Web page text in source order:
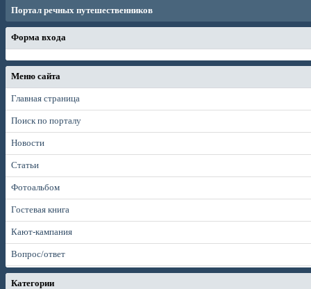
Портал речных путешественников
Форма входа
Меню сайта
Главная страница
Поиск по порталу
Новости
Статьи
Фотоальбом
Гостевая книга
Кают-кампания
Вопрос/ответ
Категории